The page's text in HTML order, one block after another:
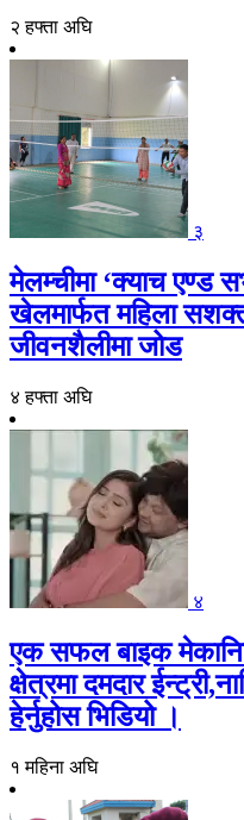
२ हफ्ता अघि
३
मेलम्चीमा ‘क्याच एण्ड
खेलमार्फत महिला
जीवनशैलीमा जोड
४ हफ्ता अघि
४
एक सफल बाइक
क्षेत्रमा दमदार
हेर्नुहोस भिडियो ।
१ महिना अघि